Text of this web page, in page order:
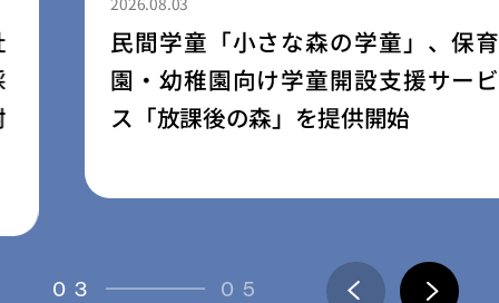
民間学童「小さな森の学童」、保育
園・幼稚園向け学童開設支援サービ
ス「放課後の森」を提供開始
03 05